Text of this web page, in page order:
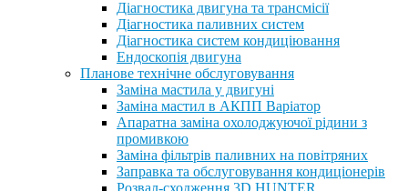
Діагностика двигуна та трансмісії
Діагностика паливних систем
Діагностика систем кондиціювання
Ендоскопія двигуна
Планове технічне обслуговування
Заміна мастила у двигуні
Заміна мастил в АКПП Варіатор
Апаратна заміна охолоджуючої рідини з
промивкою
Заміна фільтрів паливних на повітряних
Заправка та обслуговування кондиціонерів
Розвал-сходження 3D HUNTER